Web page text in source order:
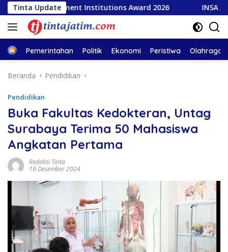
Langsung
ke
konten
Tinta UpdateInstitutions Award 2026 INSA Apresiasi
HomePemerintahan Politik Ekonomi Peristiwa Olahraga
Beranda Pendidikan
Pendidikan
Buka Fakultas Kedokteran, Untag
Surabaya Terima 50 Mahasiswa
Angkatan Pertama
Redaksi Tinta
19 Desember 2024